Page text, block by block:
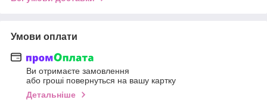
Умови оплати
Ви отримаєте замовлення
або гроші повернуться на вашу картку
Детальніше